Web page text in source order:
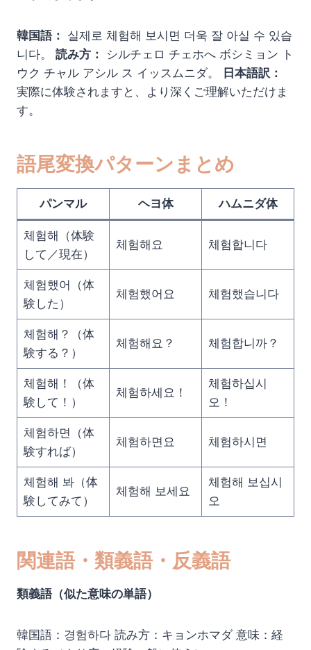
韓国語： 실제로 체험해 보시면 더욱 잘 아실 수 있습
니다。 読み方：
シルチェロ チェホへ ボシミョン ト
ウク チャル アシル ス イッスムニダ。
日本語訳：
実際に体験されますと、より深くご理解いただけま
す。
語尾変換パターンまとめ
パンマル ヘヨ体 ハムニダ体
체험해（体験
して／現在）
체험해요 체험합니다
체험했어（体
験した）
체험했어요 체험했습니다
체험해？（体
験する？）
체험해요？ 체험합니까？
체험해！（体
験して！）
체험하세요！
체험하십시
오！
체험하면（体
験すれば）
체험하면요 체험하시면
체험해 봐（体
験してみて）
체험해 보세요
체험해 보십시
오
関連語・類義語・反義語
類義語（似た意味の単語）
韓国語：경험하다 読み方：キョンホマダ 意味：経